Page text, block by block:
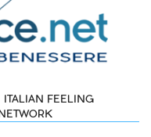
ITALIAN FEELING